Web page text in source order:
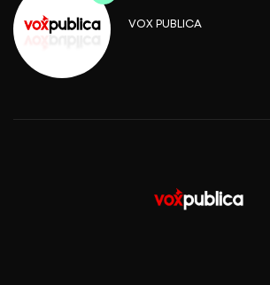
VOX PUBLICA